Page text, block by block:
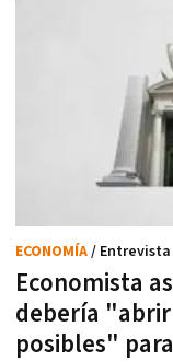
Economista
debería
posibles"
ECONOMÍA/ Entrevista